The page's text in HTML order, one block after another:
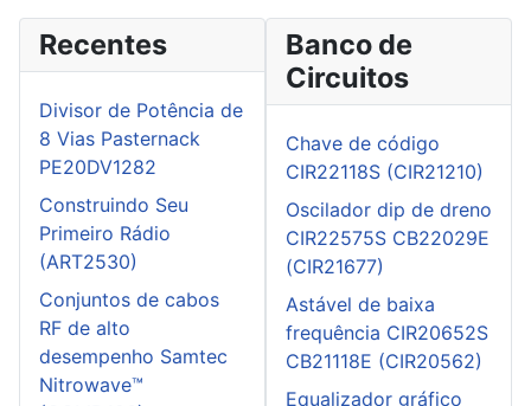
Recentes
Divisor de Potência de
8 Vias Pasternack
PE20DV1282
Construindo Seu
Primeiro Rádio
(ART2530)
Conjuntos de cabos
RF de alto
desempenho Samtec
Nitrowave™
Banco de
Circuitos
Chave de código
CIR22118S (CIR21210)
Oscilador dip de dreno
CIR22575S CB22029E
(CIR21677)
Astável de baixa
frequência CIR20652S
CB21118E (CIR20562)
Equalizador gráfico